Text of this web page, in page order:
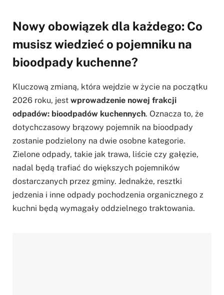
Nowy obowiązek dla każdego: Co
musisz wiedzieć o pojemniku na
bioodpady kuchenne?
Kluczową zmianą, która wejdzie w życie na początku
2026 roku, jest wprowadzenie nowej frakcji
odpadów: bioodpadów kuchennych. Oznacza to, że
dotychczasowy brązowy pojemnik na bioodpady
zostanie podzielony na dwie osobne kategorie.
Zielone odpady, takie jak trawa, liście czy gałęzie,
nadal będą trafiać do większych pojemników
dostarczanych przez gminy. Jednakże, resztki
jedzenia i inne odpady pochodzenia organicznego z
kuchni będą wymagały oddzielnego traktowania.